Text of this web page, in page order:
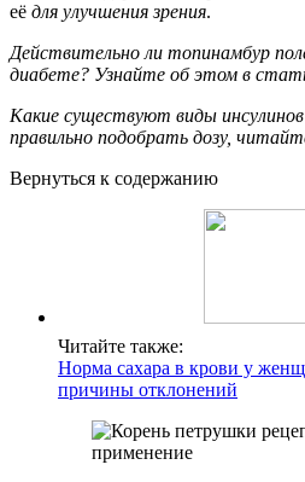
её для улучшения зрения.
Действительно ли топинамбур
диабете? Узнайте об этом в
Какие существуют виды
правильно подобрать дозу,
Вернуться к содержанию
Читайте также:
Норма сахара в крови у
причины отклонений